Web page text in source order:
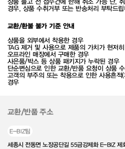
상품 출고 전 접수건에 한해 취소 가능 단,
경우, 상품 수취거부 또는 반송처리 부탁드립
교환/환불 불가 기준 안내
상품을 외부에서 착용한 경우
TAG 제거 및 사용으로 제품의 가치가 현저
오프라인 매장에서 구매한 경우
사은품/박스 등 상품 패키지가 누락된 경우
단순변심으로 인한 교환/반품 요청이 상품
고객의 부주의 또는 착용으로 인한 사용흔적
경우
교환/반품 주소
E-BIZ팀
세종시 전동면 노장공단길 55금강제화 E-BIZ 제